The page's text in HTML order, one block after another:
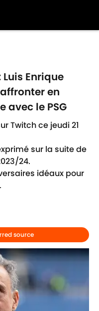
Enrique
en
le PSG
Twitch ce jeudi 21
sur la suite de
24.
idéaux pour
source